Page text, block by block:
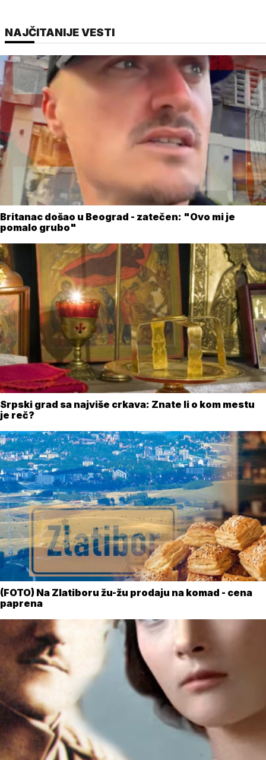
NAJČITANIJE VESTI
Britanac došao u Beograd - zatečen: "Ovo mi je
pomalo grubo"
Srpski grad sa najviše crkava: Znate li o kom mestu
je reč?
(FOTO) Na Zlatiboru žu-žu prodaju na komad - cena
paprena